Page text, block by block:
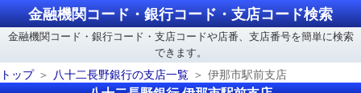
金融機関コード・銀行コード・支店コード検索
金融機関コード・銀行コード・支店コードや店番、支店番号を簡単に検索
できます。
トップ
八十二長野銀行の支店一覧 伊那市駅前支店